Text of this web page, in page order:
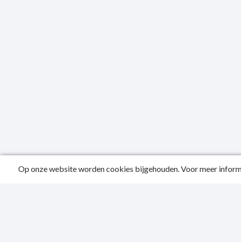
Op onze website worden cookies bijgehouden. Voor meer